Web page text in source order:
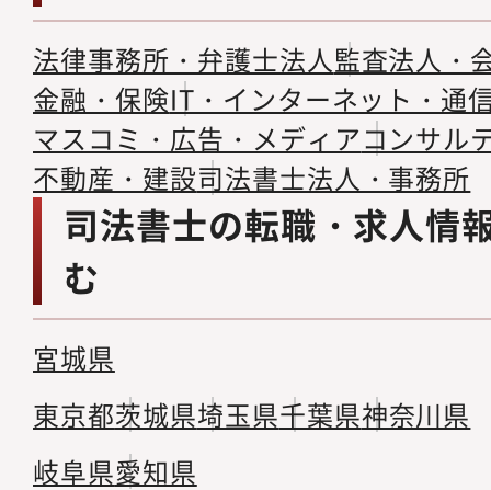
法律事務所・弁護士法人監査法人・
金融・保険IT・インターネット・通
マスコミ・広告・メディアコンサル
不動産・建設司法書士法人・事務所
司法書士の転職・求人情
む
宮城県
東京都茨城県埼玉県千葉県神奈川県
岐阜県愛知県